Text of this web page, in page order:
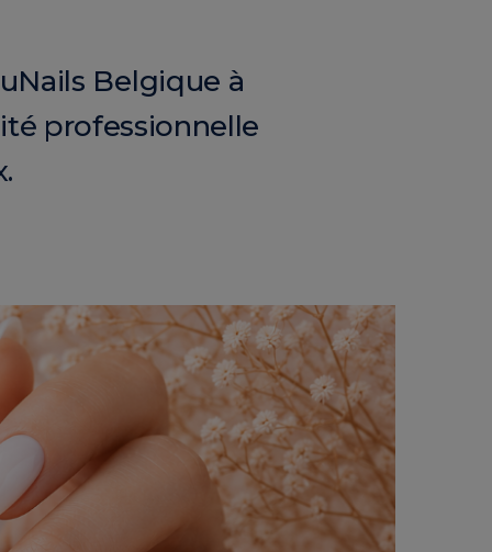
Belgique à
professionnelle